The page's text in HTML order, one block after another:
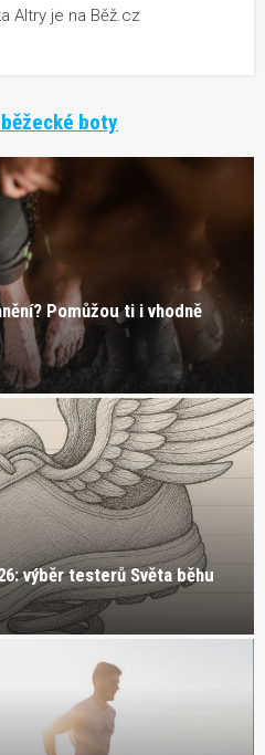
Altry je na Běž.cz
boty
Pomůžou ti i vhodně
výběr testerů Světa běhu